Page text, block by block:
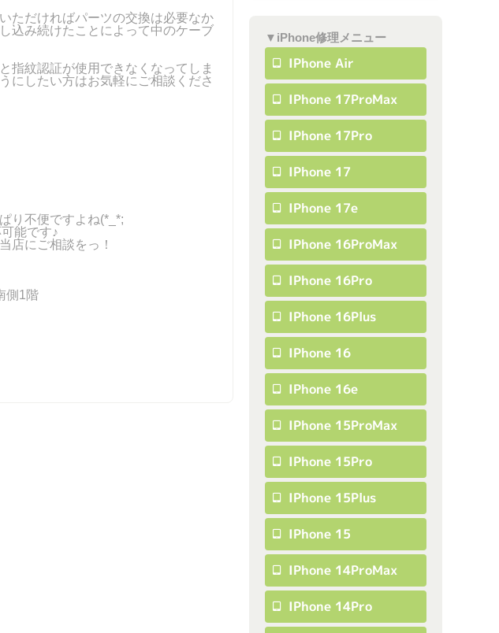
ただければパーツの交換は必要なか
込み続けたことによって中のケーブ
指紋認証が使用できなくなってしま
にしたい方はお気軽にご相談くださ
り不便ですよね(*_*;
能です♪
店にご相談をっ！
側1階
▼iPhone修理メニュー
IPhone Air
IPhone 17ProMax
IPhone 17Pro
IPhone 17
IPhone 17e
IPhone 16ProMax
IPhone 16Pro
IPhone 16Plus
IPhone 16
IPhone 16e
IPhone 15ProMax
IPhone 15Pro
IPhone 15Plus
IPhone 15
IPhone 14ProMax
IPhone 14Pro